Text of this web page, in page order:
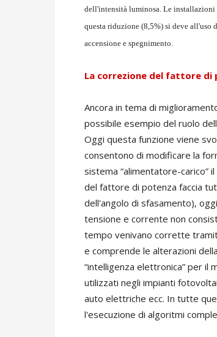
dell'intensità luminosa. Le installazioni
questa riduzione (8,5%) si deve all'uso
accensione e spegnimento.
La correzione del fattore di
Ancora in tema di
possibile esempio del ruolo
Oggi questa funzione viene
consentono di modificare la
sistema “alimentatore-carico”
del fattore di potenza faccia
dell'angolo di sfasamento),
tensione e corrente non
tempo venivano corrette
e comprende le alterazioni
“intelligenza elettronica” per il
utilizzati negli impianti
auto elettriche ecc. In tutte
l'esecuzione di algoritmi